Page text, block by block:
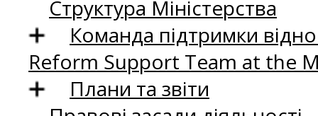
Структура Міністерства
Команда підтримки
Reform Support Team at the
Плани та звіти